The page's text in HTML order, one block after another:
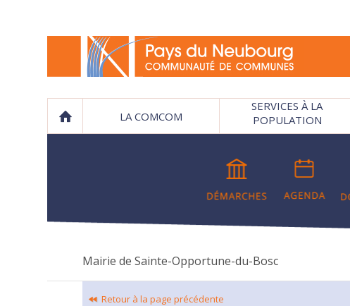
LA COMCOM
SERVICES À LA
POPULATION
Mairie de Sainte-Opportune-du-Bosc
Retour à la page précédente